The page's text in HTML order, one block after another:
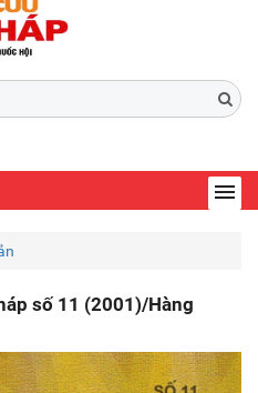
số 11 (2001)/Hàng